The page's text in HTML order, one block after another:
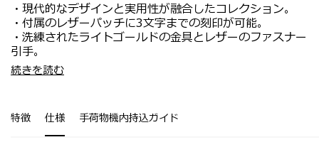
・現代的なデザインと実用性が融合したコレクション。
・付属のレザーパッチに3文字までの刻印が可能。
・洗練されたライトゴールドの金具とレザーのファスナー
引手。
・メイン収納部には書類の整理に便利なポケットが付属。
・背面側収納は15.6インチPCに対応。
・両サイドにポケットを装備。
・背面にスーツケースの伸縮ハンドルにセット可能なスリ
ーブ付き。
続きを読む
特徴 仕様 手荷物機内持込ガイド